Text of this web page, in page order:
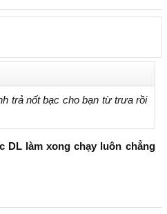
trả nốt bạc cho bạn từ trưa rồi
DL làm xong chạy luôn chẳng